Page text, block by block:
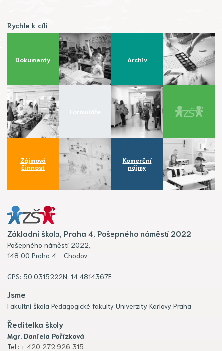
Rychle k cíli
Dokumenty Archiv
Zájmová
činnost
Komerční
nájmy
Základní škola, Praha 4, Pošepného náměstí 2022
Pošepného náměstí 2022,
148 00 Praha 4 – Chodov
GPS: 50.0315222N, 14.4814367E
Jsme
Fakultní škola Pedagogické fakulty Univerzity Karlovy Praha
Ředitelka školy
Mgr. Daniela Pořízková
Tel.: + 420 272 926 315